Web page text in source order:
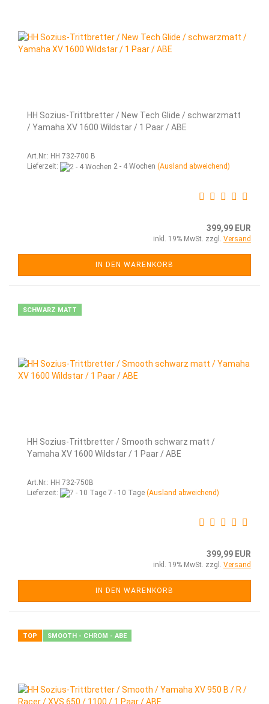
HH Sozius-Trittbretter / New Tech Glide / schwarzmatt
/ Yamaha XV 1600 Wildstar / 1 Paar / ABE
Art.Nr.: HH 732-700 B
Lieferzeit:
2 - 4 Wochen (Ausland abweichend)
399,99 EUR
inkl. 19% MwSt. zzgl. Versand
IN DEN WARENKORB
SCHWARZ MATT
HH Sozius-Trittbretter / Smooth schwarz matt /
Yamaha XV 1600 Wildstar / 1 Paar / ABE
Art.Nr.: HH 732-750B
Lieferzeit:
7 - 10 Tage (Ausland abweichend)
399,99 EUR
inkl. 19% MwSt. zzgl. Versand
IN DEN WARENKORB
TOP SMOOTH - CHROM - ABE